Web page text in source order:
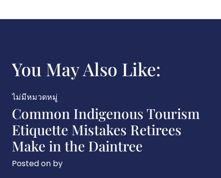
You May Also Like:
ไม่มีหมวดหมู่
Common Indigenous Tourism
Etiquette Mistakes Retirees
Make in the Daintree
Posted on by